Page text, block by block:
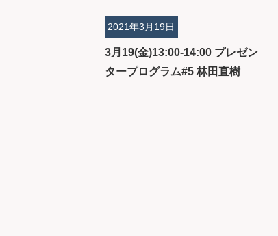
3月19(金)13:00-14:00 プレゼン
タープログラム#5 林田直樹
2021年3月19日